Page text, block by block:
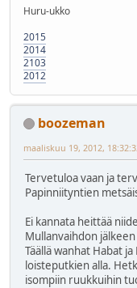
Huru-ukko
2015
2014
2103
2012
boozeman
maaliskuu 19, 2012,
Tervetuloa vaan ja
Papinniityntien
Ei kannata heittää
Mullanvaihdon
Täällä wanhat Habat
loisteputkien alla.
isompiin ruukkuihin